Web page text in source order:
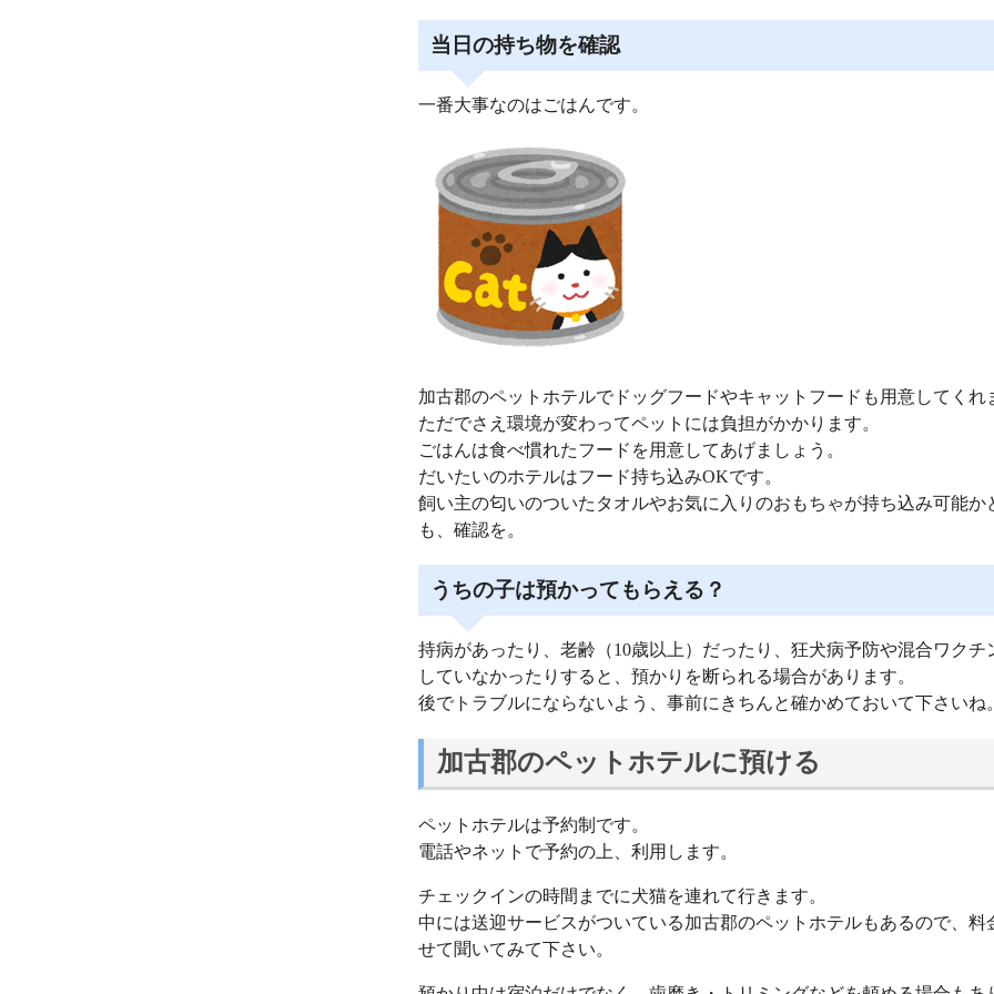
当日の持ち物を確認
一番大事なのはごはんです。
加古郡のペットホテルでドッグフードやキャットフードも用意してくれ
ただでさえ環境が変わってペットには負担がかかります。
ごはんは食べ慣れたフードを用意してあげましょう。
だいたいのホテルはフード持ち込みOKです。
飼い主の匂いのついたタオルやお気に入りのおもちゃが持ち込み可能か
も、確認を。
うちの子は預かってもらえる？
持病があったり、老齢（10歳以上）だったり、狂犬病予防や混合ワクチ
していなかったりすると、預かりを断られる場合があります。
後でトラブルにならないよう、事前にきちんと確かめておいて下さいね
加古郡のペットホテルに預ける
ペットホテルは予約制です。
電話やネットで予約の上、利用します。
チェックインの時間までに犬猫を連れて行きます。
中には送迎サービスがついている加古郡のペットホテルもあるので、料
せて聞いてみて下さい。